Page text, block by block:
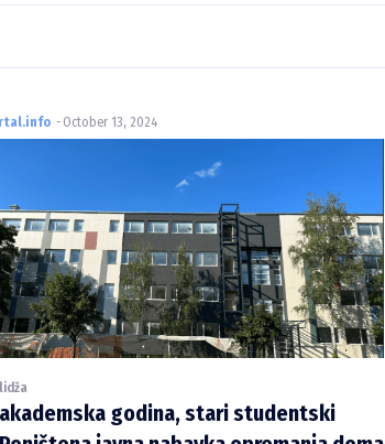
- October 13, 2024
godina, stari studentski